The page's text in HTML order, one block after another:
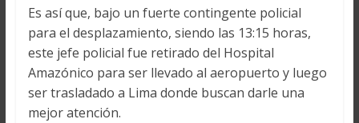
Es así que, bajo un fuerte contingente policial
para el desplazamiento, siendo las 13:15 horas,
este jefe policial fue retirado del Hospital
Amazónico para ser llevado al aeropuerto y luego
ser trasladado a Lima donde buscan darle una
mejor atención.